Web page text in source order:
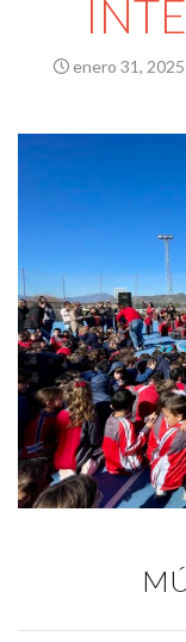
enero 31, 2025